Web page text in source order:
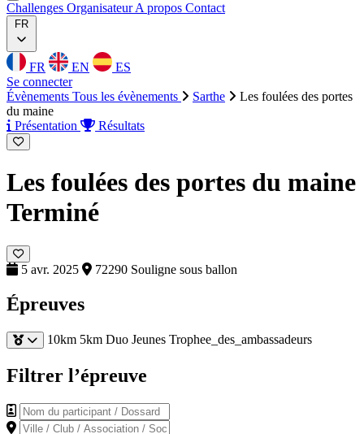
Challenges OrganisateurA propos Contact
FR
FR EN
ES
Se connecter
Évènements Tous les évènements Sarthe
Les foulées des portes
du maine
Présentation
Résultats
Les foulées des portes du maine
Terminé
5 avr. 2025 72290 Souligne sous ballon
Épreuves
10km 5km Duo Jeunes Trophee_des_ambassadeurs
Filtrer l’épreuve
Nom du participant / Dossard
Ville / Club / Association / Société